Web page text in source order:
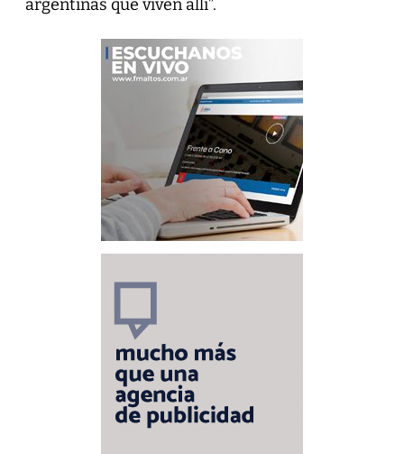
argentinas que viven allí”.